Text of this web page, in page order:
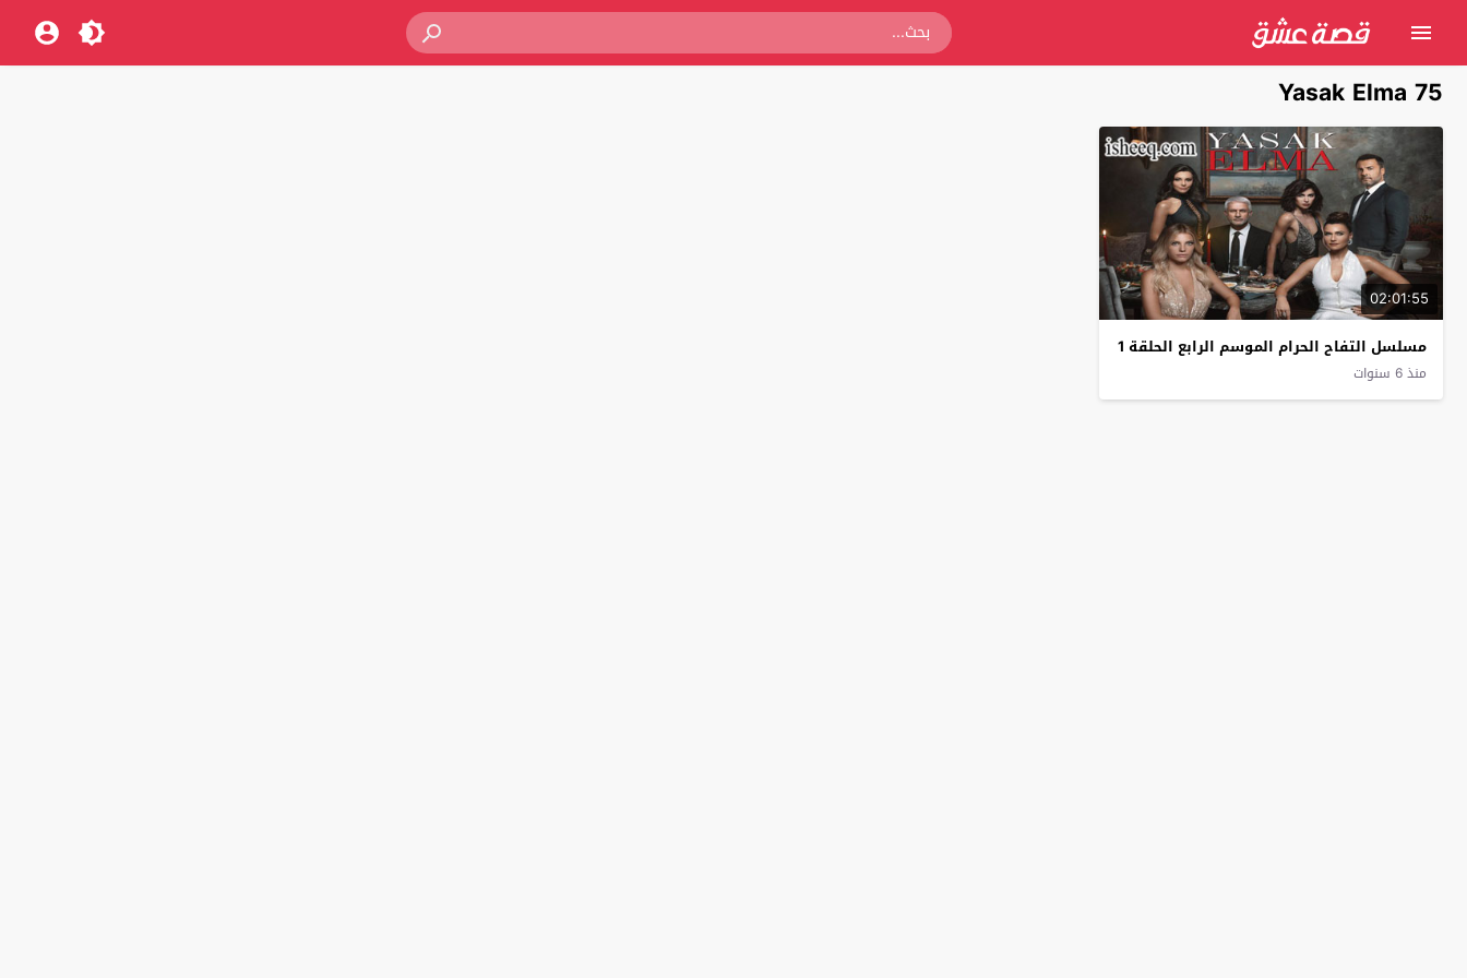
Yasak Elma 75
02:01:55
مسلسل التفاح الحرام الموسم الرابع الحلقة 1
منذ 6 سنوات